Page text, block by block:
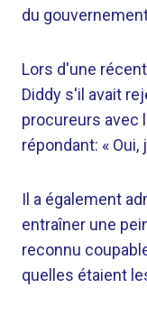
du
Lors d'une
Diddy s'il avait
procureurs avec
répondant: « Oui,
Il a également
entraîner une
reconnu
quelles étaient